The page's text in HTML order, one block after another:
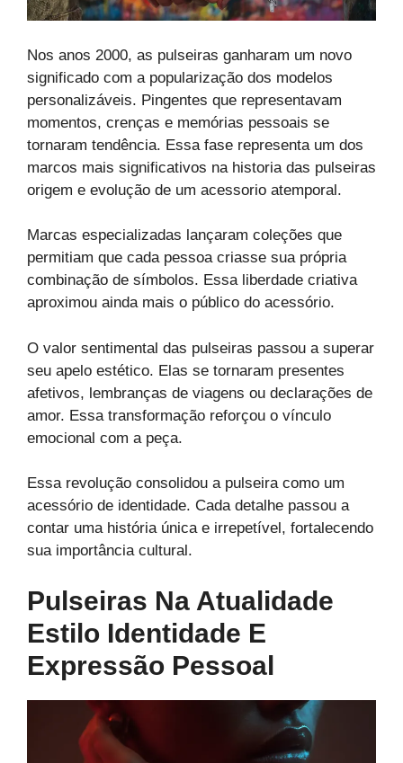
Nos anos 2000, as pulseiras ganharam um novo
significado com a popularização dos modelos
personalizáveis. Pingentes que representavam
momentos, crenças e memórias pessoais se
tornaram tendência. Essa fase representa um dos
marcos mais significativos na historia das pulseiras
origem e evolução de um acessorio atemporal.
Marcas especializadas lançaram coleções que
permitiam que cada pessoa criasse sua própria
combinação de símbolos. Essa liberdade criativa
aproximou ainda mais o público do acessório.
O valor sentimental das pulseiras passou a superar
seu apelo estético. Elas se tornaram presentes
afetivos, lembranças de viagens ou declarações de
amor. Essa transformação reforçou o vínculo
emocional com a peça.
Essa revolução consolidou a pulseira como um
acessório de identidade. Cada detalhe passou a
contar uma história única e irrepetível, fortalecendo
sua importância cultural.
Pulseiras Na Atualidade
Estilo Identidade E
Expressão Pessoal